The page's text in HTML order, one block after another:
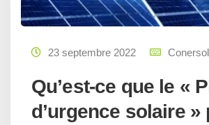
23 septembre 2022 Conersol
Qu’est-ce que le «
d’urgence solaire »